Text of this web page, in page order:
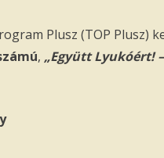
Plusz (TOP Plusz)
, „Együtt Lyukóért!